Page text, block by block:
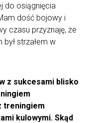
do osiągnięcia
dość bojowy i
czasu przyznaję, że
strzałem w
z sukcesami blisko
treningiem
kulowymi. Skąd